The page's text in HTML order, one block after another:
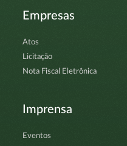
Empresas
Atos
Licitação
Nota Fiscal Eletrônica
Imprensa
Eventos